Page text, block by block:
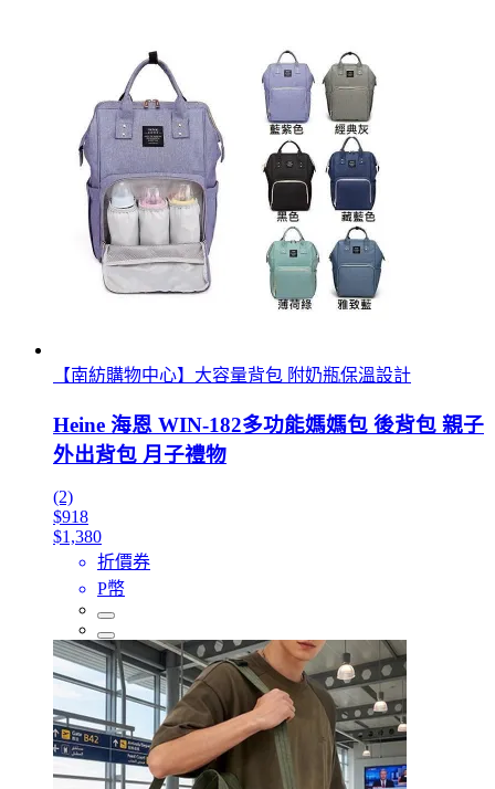
【南紡購物中心】大容量背包 附奶瓶保溫設計
Heine 海恩 WIN-182多功能媽媽包 後背包 親子
外出背包 月子禮物
(2)
$918
$1,380
折價券
P幣